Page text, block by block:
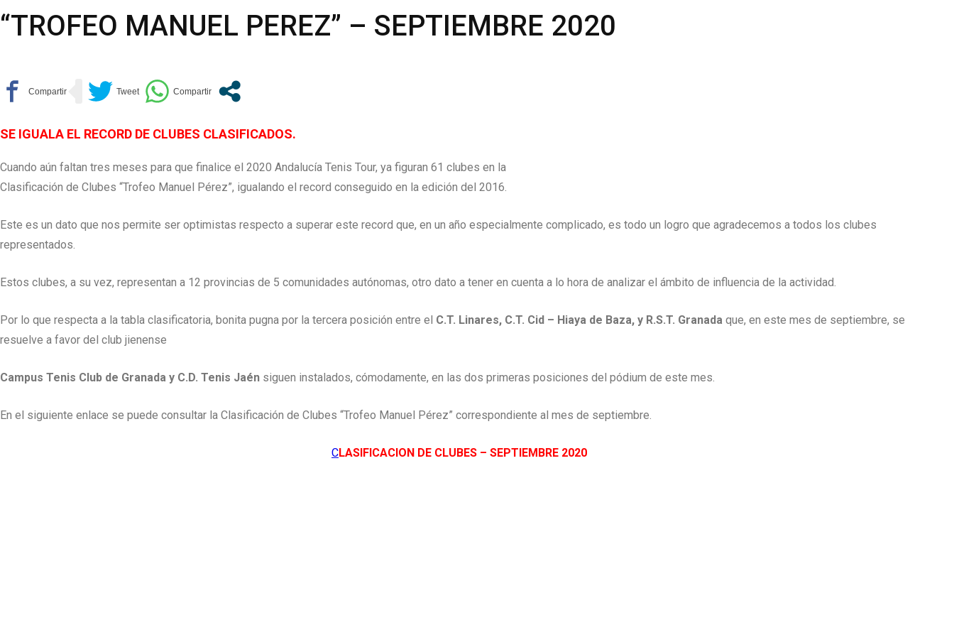
“TROFEO MANUEL PEREZ” – SEPTIEMBRE 2020
SE IGUALA EL RECORD DE CLUBES CLASIFICADOS.
Cuando aún faltan tres meses para que finalice el 2020 Andalucía Tenis Tour, ya figuran 61 clubes en la
Clasificación de Clubes “Trofeo Manuel Pérez”, igualando el record conseguido en la edición del 2016.
Este es un dato que nos permite ser optimistas respecto a superar este record que, en un año especialmente complicado, es todo un logro que agradecemos a todos los clubes
representados.
Estos clubes, a su vez, representan a 12 provincias de 5 comunidades autónomas, otro dato a tener en cuenta a lo hora de analizar el ámbito de influencia de la actividad.
Por lo que respecta a la tabla clasificatoria, bonita pugna por la tercera posición entre el C.T. Linares, C.T. Cid – Hiaya de Baza, y R.S.T. Granada que, en este mes de septiembre, se
resuelve a favor del club jienense
Campus Tenis Club de Granada y C.D. Tenis Jaén siguen instalados, cómodamente, en las dos primeras posiciones del pódium de este mes.
En el siguiente enlace se puede consultar la Clasificación de Clubes “Trofeo Manuel Pérez” correspondiente al mes de septiembre.
CLASIFICACION DE CLUBES – SEPTIEMBRE 2020